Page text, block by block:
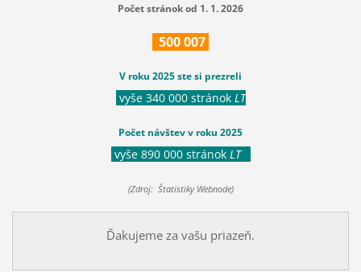
Počet stránok od 1. 1. 2026
500007
V roku 2025 ste si prezreli
vyše 340 000 stránok LT
Počet návštev v roku 2025
vyše 890 000 stránok LT
(Zdroj: Štatistiky Webnode)
Ďakujeme za vašu priazeň.